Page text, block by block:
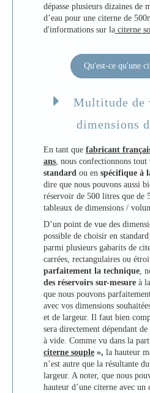
dépasse plusieurs dizaines de
d’eau pour une citerne de
d'informations sur la citerne
Qu'est-ce qu'une
Multitude de
dimensions
En tant que fabricant
ans , nous confectionnons
standard ou en spécifique à
dire que nous pouvons aussi
réservoir de 500 litres que de
tableaux de dimensions /
D’un point de vue des
possible de choisir en
parmi plusieurs gabarits de
carrées, rectangulaires ou
parfaitement la technique ,
des réservoirs sur-mesure à
que nous pouvons
avec vos dimensions
et de largeur. Il faut bien
sera directement dépendant
à vide. Comme vu dans la
citerne souple », la hauteur
n’est autre que la résultante
largeur. A noter, que nous
hauteur d’une citerne avec